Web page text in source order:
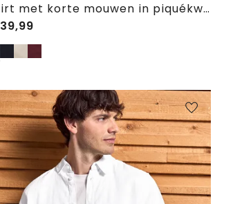
Shirt met korte mouwen in piquékwaliteit
39,99